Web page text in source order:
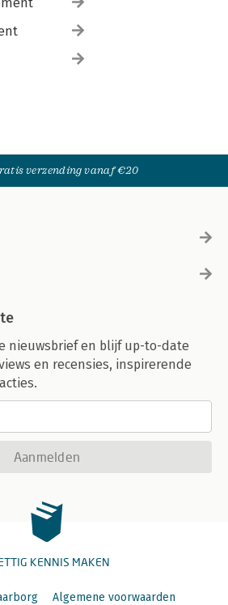
verzending vanaf €20
nieuwsbrief en blijf up-to-date
en recensies, inspirerende
Aanmelden
KENNIS MAKEN
Algemene voorwaarden